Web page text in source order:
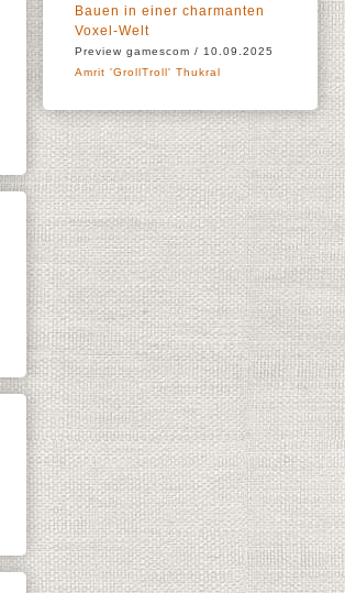
Bauen in einer charmanten
Voxel-Welt
Preview gamescom / 10.09.2025
Amrit 'GrollTroll' Thukral